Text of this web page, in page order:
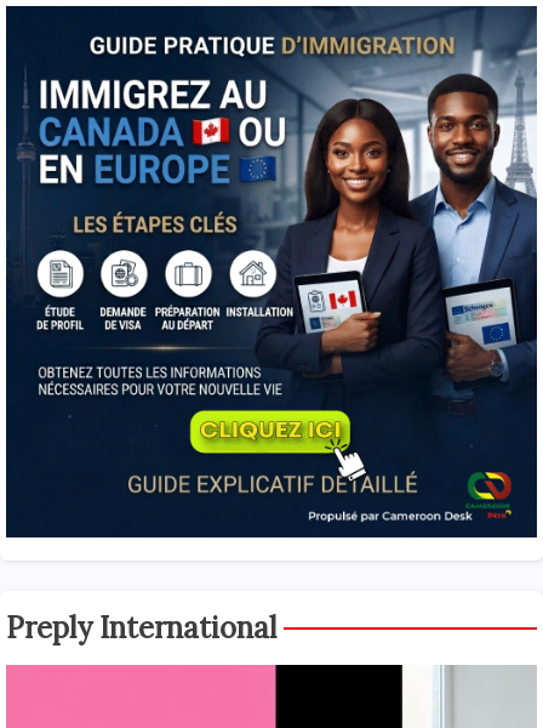
Preply International